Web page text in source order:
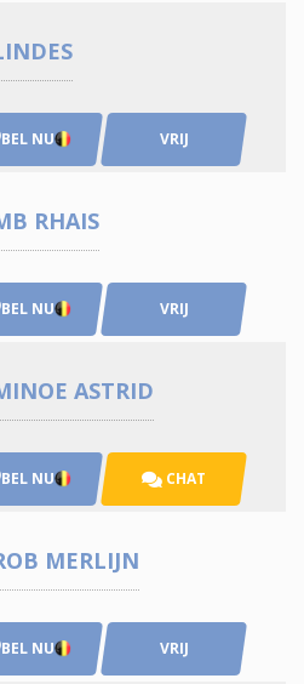
BEL NU VRIJ
RHAIS
BEL NU VRIJ
ASTRID
BEL NU CHAT
MERLIJN
BEL NU VRIJ